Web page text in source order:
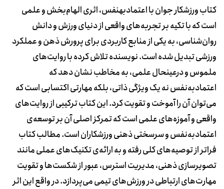
کتاب ورزشکار جوان با اعتمادبه‎نفس، اثری الهام‌بخش و علمی
است که با تکیه بر تجربه‌های واقعی از دنیای ورزش و دانش
روان‌شناسی، به یکی از منابع کاربردی برای پرورش ذهن و عملکرد
ورزشی تبدیل شده است. نویسنده تلاش کرده با روایت‌های
ملموس و درعین‎حال علمی، به مخاطب نشان دهد که
اعتمادبه‌نفس نه یک ویژگی ذاتی، بلکه مهارتی اکتسابی است که
می‌توان آن را آموخت و تقویت کرد. این کتاب ترکیبی از روایت‌های
واقعی و آموزه‌های علمی است که تمرکز اصلی آن بر توسعه‌ی
اعتمادبه‌نفس و سرسختی ذهنی ورزشکاران است. مطالب کتاب
فراتر از توصیه‌های کلی رفته و به ارائه‌ی تکنیک‌های عملی مانند
تصویرسازی ذهنی، مدیریت استرس، عبور از شکست‌ها و تقویت
مهارت‌های ارتباطی در ورزش‌های تیمی می‌پردازد. در واقع این اثر